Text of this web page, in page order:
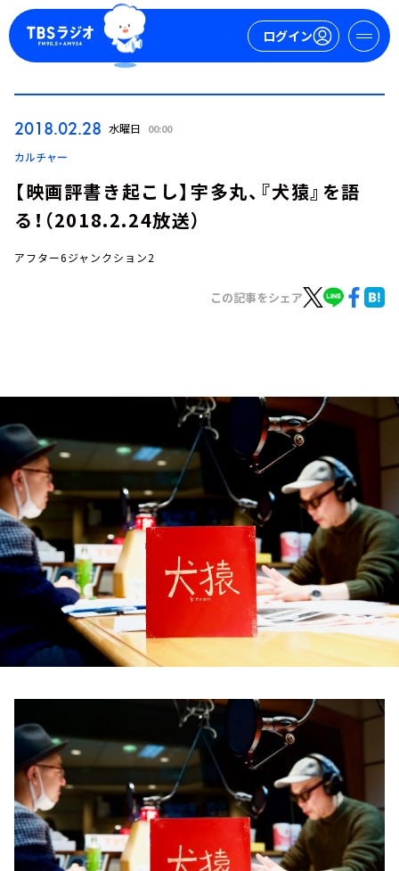
ログイン
YouTube
会社情報
2018.02.28 水曜日 00:00
カルチャー
【映画評書き起こし】宇多丸、『犬猿』を語
る！（2018.2.24放送）
アフター6ジャンクション2
この記事をシェア